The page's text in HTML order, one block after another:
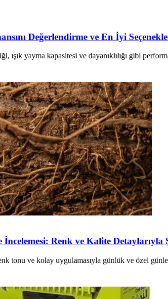
Değerlendirme ve En İyi
ışık yayma kapasitesi ve dayanıklılığı gibi
Renk ve Kalite Detaylarıyla
tonu ve kolay uygulamasıyla günlük ve özel